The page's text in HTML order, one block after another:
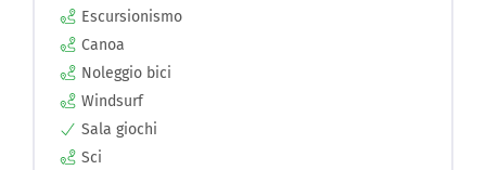
Escursionismo
Canoa
Noleggio bici
Windsurf
Sala giochi
Sci